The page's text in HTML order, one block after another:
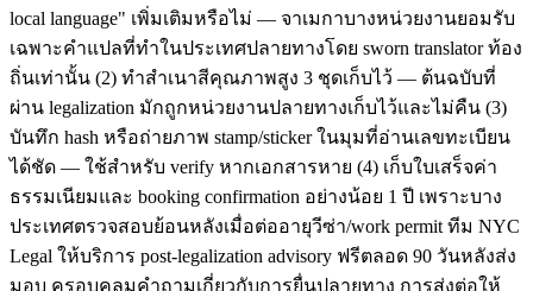
local language" เพิ่มเติมหรือไม่ — จาเมกาบางหน่วยงานยอมรับ
เฉพาะคำแปลที่ทำในประเทศปลายทางโดย sworn translator ท้อง
ถิ่นเท่านั้น (2) ทำสำเนาสีคุณภาพสูง 3 ชุดเก็บไว้ — ต้นฉบับที่
ผ่าน legalization มักถูกหน่วยงานปลายทางเก็บไว้และไม่คืน (3)
บันทึก hash หรือถ่ายภาพ stamp/sticker ในมุมที่อ่านเลขทะเบียน
ได้ชัด — ใช้สำหรับ verify หากเอกสารหาย (4) เก็บใบเสร็จค่า
ธรรมเนียมและ booking confirmation อย่างน้อย 1 ปี เพราะบาง
ประเทศตรวจสอบย้อนหลังเมื่อต่ออายุวีซ่า/work permit ทีม NYC
Legal ให้บริการ post-legalization advisory ฟรีตลอด 90 วันหลังส่ง
มอบ ครอบคลุมคำถามเกี่ยวกับการยื่นปลายทาง การส่งต่อให้